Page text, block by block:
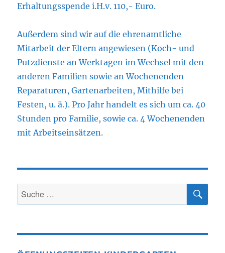
Erhaltungsspende i.H.v. 110,- Euro.
Außerdem sind wir auf die ehrenamtliche
Mitarbeit der Eltern angewiesen (Koch- und
Putzdienste an Werktagen im Wechsel mit den
anderen Familien sowie an Wochenenden
Reparaturen, Gartenarbeiten, Mithilfe bei
Festen, u. ä.). Pro Jahr handelt es sich um ca. 40
Stunden pro Familie, sowie ca. 4 Wochenenden
mit Arbeitseinsätzen.
Suche
nach: